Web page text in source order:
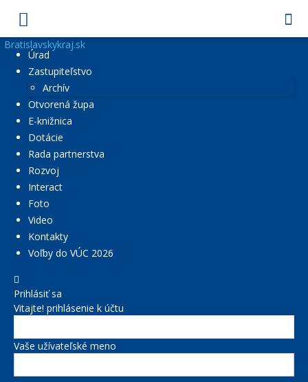
Bratislavskykraj.sk
Úrad
Zastupiteľstvo
Archív
Otvorená župa
E-knižnica
Dotácie
Rada partnerstva
Rozvoj
Interact
Foto
Video
Kontakty
Voľby do VÚC 2026
Prihlásiť sa
Vitajte! prihlásenie k účtu
Vaše užívateľské meno